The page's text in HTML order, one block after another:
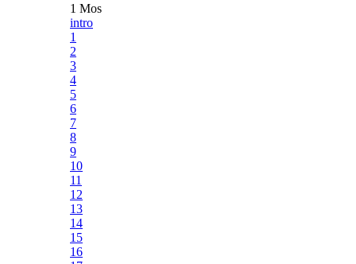
1 Mos
intro
1
2
3
4
5
6
7
8
9
10
11
12
13
14
15
16